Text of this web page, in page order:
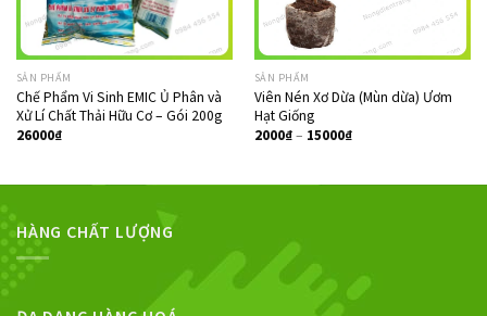
SẢN PHẨM
Chế Phẩm Vi Sinh EMIC Ủ Phân và
Xử Lí Chất Thải Hữu Cơ – Gói 200g
26000₫
SẢN PHẨM
Viên Nén Xơ Dừa (Mùn dừa) Ươm
Hạt Giống
2000₫– 15000₫
HÀNG CHẤT LƯỢNG